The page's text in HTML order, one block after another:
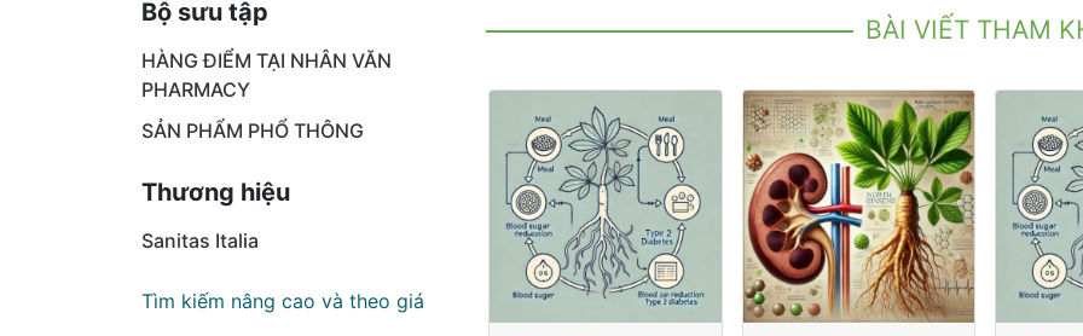
BÀI VIẾT THAM
Bộ sưu tập
HÀNG ĐIỂM TẠI NHÂN VĂN
PHARMACY
SẢN PHẨM PHỔ THÔNG
Thương hiệu
Sanitas Italia
Tìm kiếm nâng cao và theo giá